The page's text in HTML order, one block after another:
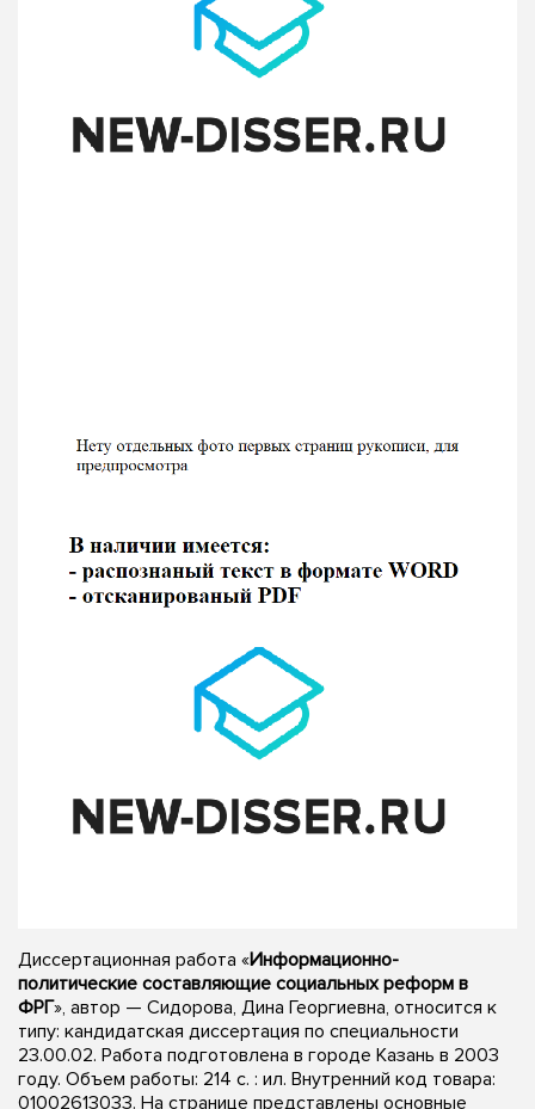
Диссертационная работа «Информационно-
политические составляющие социальных реформ в
ФРГ», автор — Сидорова, Дина Георгиевна, относится к
типу: кандидатская диссертация по специальности
23.00.02. Работа подготовлена в городе Казань в 2003
году. Объем работы: 214 с. : ил. Внутренний код товара:
01002613033. На странице представлены основные